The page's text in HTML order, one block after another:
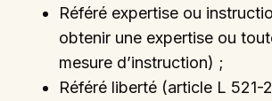
Référé expertise ou
obtenir une expertise ou
mesure d’instruction) ;
Référé liberté (article L 521-